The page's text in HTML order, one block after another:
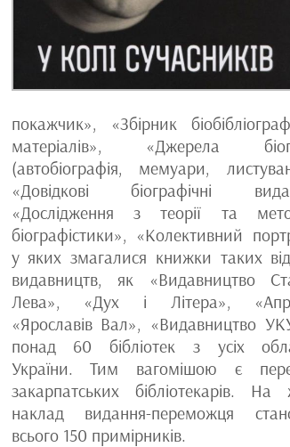
покажчик», «Збірник
матеріалів», «Джерела
(автобіографія, мемуари,
«Довідкові біографічні
«Дослідження з теорії та
біографістики», «Колективний
у яких змагалися книжки таких
видавництв, як «Видавництво
Лева», «Дух і Літера»,
«Ярославів Вал», «Видавництво
понад 60 бібліотек з усіх
України. Тим вагомішою є
закарпатських бібліотекарів. На
наклад видання-переможця
всього 150 примірників.